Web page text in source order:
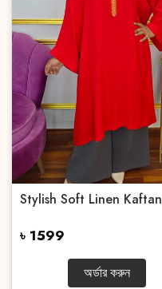
Stylish Soft Linen Kaftan
৳ 1599
অর্ডার করুন